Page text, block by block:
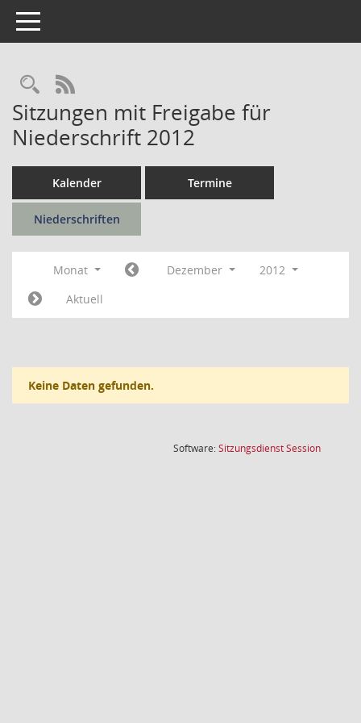
Toggle navigation
Rechercheauswahl
RSS-Feed
Sitzungen mit Freigabe für
Niederschrift 2012
Kalender Termine
Niederschriften
Monat Dezember
2012
Aktuell
Keine Daten gefunden.
Software:SitzungsdienstSession(Wird in